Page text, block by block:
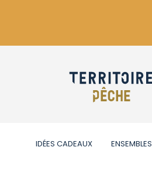
IDÉES CADEAUX ENSEMBLES